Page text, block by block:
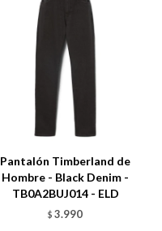
Pantalón Timberland de
Hombre - Black Denim -
TB0A2BUJ014 - ELD
$ 3.990